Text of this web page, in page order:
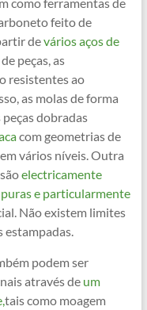
feito de
devários aços de
peças, as
resistentes ao
as molas de forma
dobradas
com geometrias de
vários níveis. Outra
electricamente
e particularmente
Não existem limites
estampadas.
podem ser
através de um
tais como moagem